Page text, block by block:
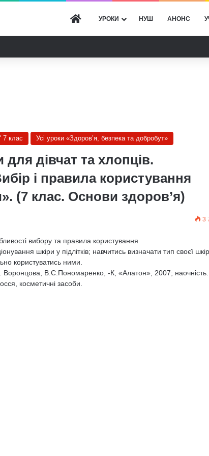
ГОЛОВНА
УРОКИ НУШ АНОНС
7 клас Усі уроки «Здоров’я, безпека та добробут»
дівчат та хлопців.
і правила користування
(7 клас. Основи здоров’я)
3
вибору та правила користування
шкіри у підлітків; навчитись визначати тип своєї
користуватись ними.
Воронцова, В.С.Пономаренко, -К, «Алатон», 2007; наочність.
косметичні засоби.